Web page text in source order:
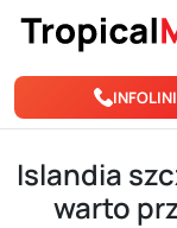
Przejdź do treści
Islandia
warto